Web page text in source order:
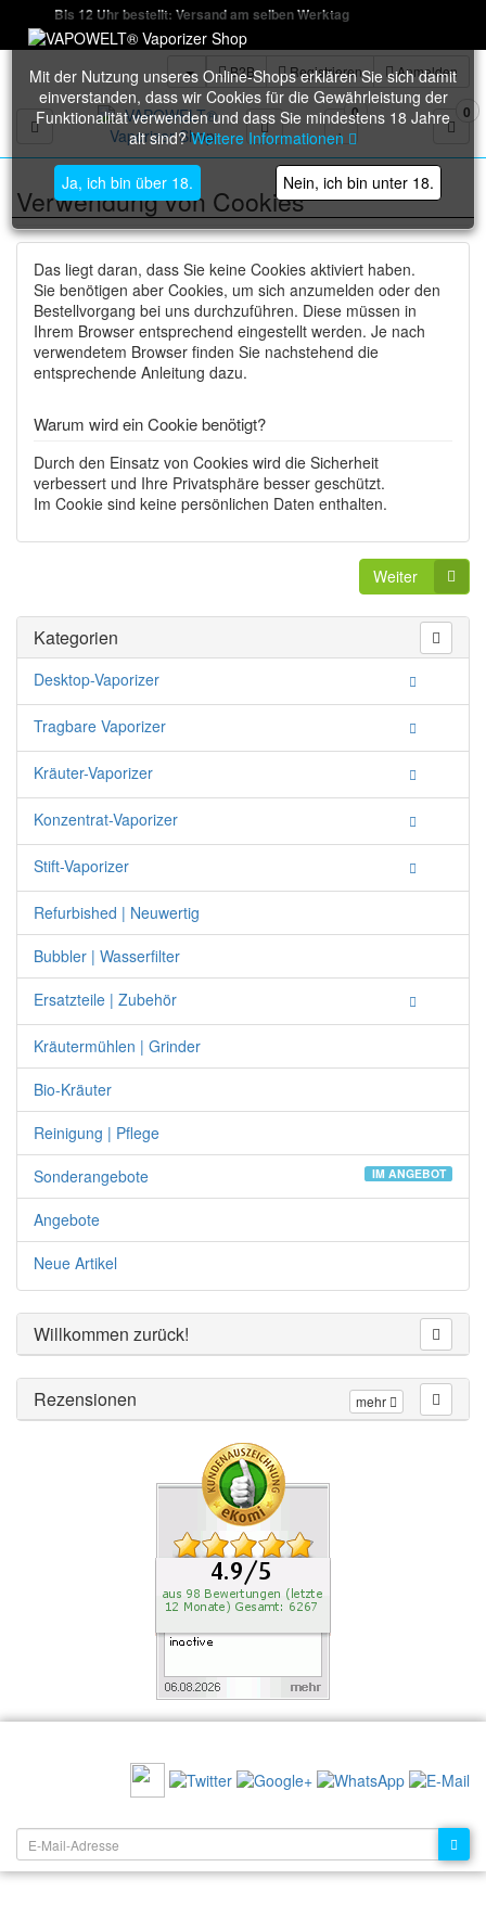
Bis 12 Uhr bestellt: Versand am selben Werktag
B2B Registrieren Anmelden
Toggle navigation
0 0
Mit der Nutzung unseres Online-Shops erklären Sie sich damit
einverstanden, dass wir Cookies für die Gewährleistung der
Funktionalität verwenden und dass Sie mindestens 18 Jahre
alt sind?Weitere Informationen
Ja, ich bin über 18. Nein, ich bin unter 18.
Verwendung von Cookies
Das liegt daran, dass Sie keine Cookies aktiviert haben.
Sie benötigen aber Cookies, um sich anzumelden oder den
Bestellvorgang bei uns durchzuführen. Diese müssen in
Ihrem Browser entsprechend eingestellt werden. Je nach
verwendetem Browser finden Sie nachstehend die
entsprechende Anleitung dazu.
Warum wird ein Cookie benötigt?
Durch den Einsatz von Cookies wird die Sicherheit
verbessert und Ihre Privatsphäre besser geschützt.
Im Cookie sind keine persönlichen Daten enthalten.
Weiter
Kategorien
Desktop-Vaporizer
Tragbare Vaporizer
Kräuter-Vaporizer
Konzentrat-Vaporizer
Stift-Vaporizer
Refurbished | Neuwertig
Bubbler | Wasserfilter
Ersatzteile | Zubehör
Kräutermühlen | Grinder
Bio-Kräuter
Reinigung | Pflege
Sonderangebote
IM ANGEBOT
Angebote
Neue Artikel
Willkommen zurück!
mehr
Rezensionen